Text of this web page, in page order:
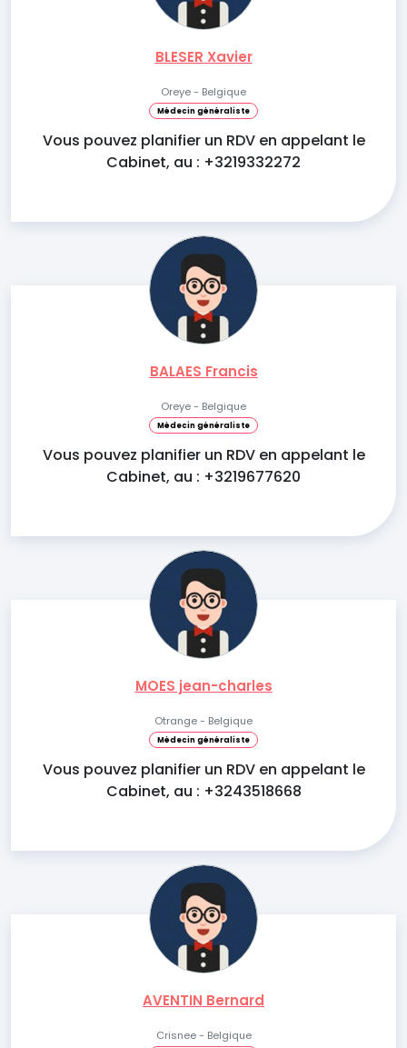
BLESER Xavier
Oreye - Belgique
Médecin généraliste
Vous pouvez planifier un RDV en appelant le
Cabinet, au : +3219332272
BALAES Francis
Oreye - Belgique
Médecin généraliste
Vous pouvez planifier un RDV en appelant le
Cabinet, au : +3219677620
MOES jean-charles
Otrange - Belgique
Médecin généraliste
Vous pouvez planifier un RDV en appelant le
Cabinet, au : +3243518668
AVENTIN Bernard
Crisnee - Belgique